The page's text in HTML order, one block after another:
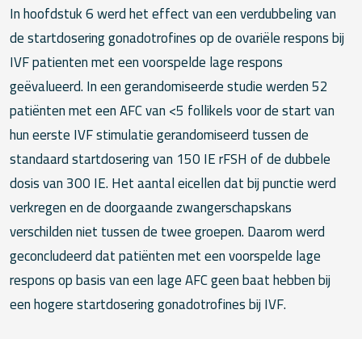
In hoofdstuk 6 werd het effect van een verdubbeling van
de startdosering gonadotrofines op de ovariële respons bij
IVF patienten met een voorspelde lage respons
geëvalueerd. In een gerandomiseerde studie werden 52
patiënten met een AFC van <5 follikels voor de start van
hun eerste IVF stimulatie gerandomiseerd tussen de
standaard startdosering van 150 IE rFSH of de dubbele
dosis van 300 IE. Het aantal eicellen dat bij punctie werd
verkregen en de doorgaande zwangerschapskans
verschilden niet tussen de twee groepen. Daarom werd
geconcludeerd dat patiënten met een voorspelde lage
respons op basis van een lage AFC geen baat hebben bij
een hogere startdosering gonadotrofines bij IVF.